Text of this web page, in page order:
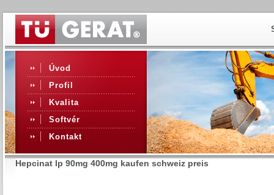
Úvod
Profil
Kvalita
Softvér
Kontakt
Hepcinat lp 90mg 400mg kaufen schweiz preis